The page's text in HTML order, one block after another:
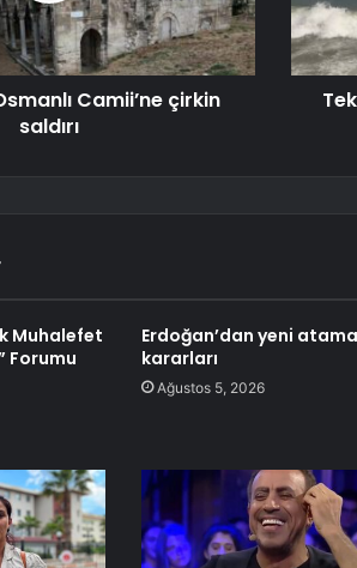
Camii’ne çirkin
saldırı
Muhalefet
Forumu
Erdoğan’dan yeni atama
kararları
Ağustos 5, 2026